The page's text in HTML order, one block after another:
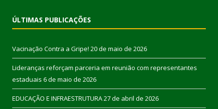
ÚLTIMAS PUBLICAÇÕES
Vacinação Contra a Gripe! 20 de maio de 2026
Lideranças reforçam parceria em reunião com representantes
estaduais 6 de maio de 2026
EDUCAÇÃO E INFRAESTRUTURA27 de abril de 2026